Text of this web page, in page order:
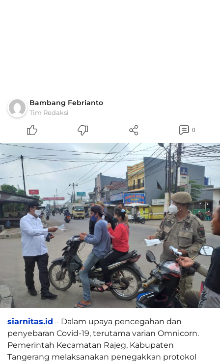
Bambang Febrianto
Tim Redaksi
0
siarnitas.id – Dalam upaya pencegahan dan
penyebaran Covid-19, terutama varian Omnicorn.
Pemerintah Kecamatan Rajeg, Kabupaten
Tangerang melaksanakan penegakkan protokol